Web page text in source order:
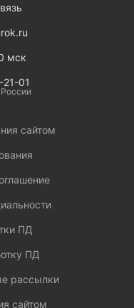
мск
01
сайтом
ПД
ПД
рассылки
сайтом